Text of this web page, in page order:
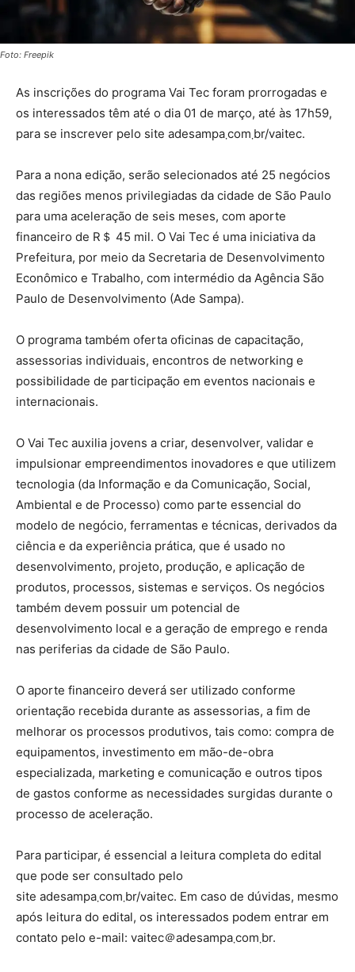
Foto: Freepik
As inscrições do programa Vai Tec foram prorrogadas e
os interessados têm até o dia 01 de março, até às 17h59,
para se inscrever pelo site adesampa܂com܂br/vaitec.
Para a nona edição, serão selecionados até 25 negócios
das regiões menos privilegiadas da cidade de São Paulo
para uma aceleração de seis meses, com aporte
financeiro de R＄ 45 mil. O Vai Tec é uma iniciativa da
Prefeitura, por meio da Secretaria de Desenvolvimento
Econômico e Trabalho, com intermédio da Agência São
Paulo de Desenvolvimento (Ade Sampa).
O programa também oferta oficinas de capacitação,
assessorias individuais, encontros de networking e
possibilidade de participação em eventos nacionais e
internacionais.
O Vai Tec auxilia jovens a criar, desenvolver, validar e
impulsionar empreendimentos inovadores e que utilizem
tecnologia (da Informação e da Comunicação, Social,
Ambiental e de Processo) como parte essencial do
modelo de negócio, ferramentas e técnicas, derivados da
ciência e da experiência prática, que é usado no
desenvolvimento, projeto, produção, e aplicação de
produtos, processos, sistemas e serviços. Os negócios
também devem possuir um potencial de
desenvolvimento local e a geração de emprego e renda
nas periferias da cidade de São Paulo.
O aporte financeiro deverá ser utilizado conforme
orientação recebida durante as assessorias, a fim de
melhorar os processos produtivos, tais como: compra de
equipamentos, investimento em mão-de-obra
especializada, marketing e comunicação e outros tipos
de gastos conforme as necessidades surgidas durante o
processo de aceleração.
Para participar, é essencial a leitura completa do edital
que pode ser consultado pelo
site adesampa܂com܂br/vaitec. Em caso de dúvidas, mesmo
após leitura do edital, os interessados podem entrar em
contato pelo e-mail: vaitec＠adesampa܂com܂br.